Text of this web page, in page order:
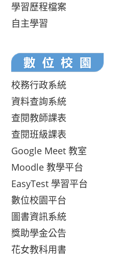
學習歷程檔案
自主學習
校務行政系統
資料查詢系統
查閱教師課表
查閱班級課表
Google Meet 教室
Moodle 教學平台
EasyTest 學習平台
數位校園平台
圖書資訊系統
獎助學金公告
花女教科用書